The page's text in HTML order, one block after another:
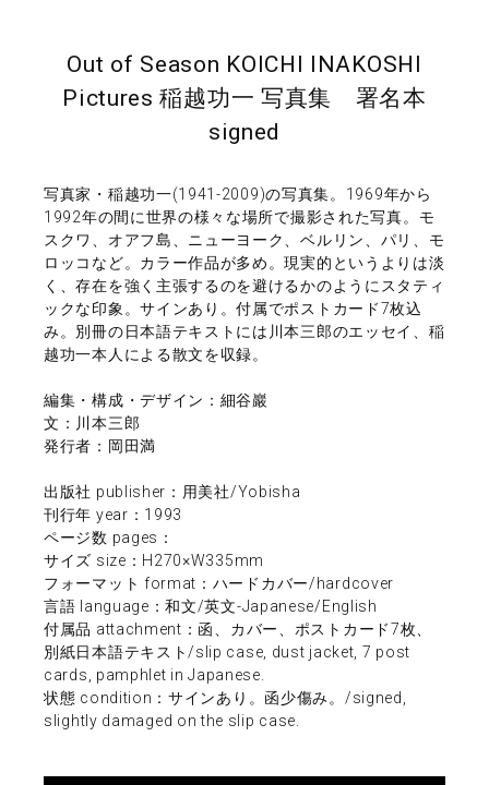
Out of Season KOICHI INAKOSHI
Pictures 稲越功一 写真集 署名本
signed
写真家・稲越功一(1941-2009)の写真集。1969年から
1992年の間に世界の様々な場所で撮影された写真。モ
スクワ、オアフ島、ニューヨーク、ベルリン、パリ、モ
ロッコなど。カラー作品が多め。現実的というよりは淡
く、存在を強く主張するのを避けるかのようにスタティ
ックな印象。サインあり。付属でポストカード7枚込
み。別冊の日本語テキストには川本三郎のエッセイ、稲
越功一本人による散文を収録。
編集・構成・デザイン：細谷巖
文：川本三郎
発行者：岡田満
出版社 publisher：用美社/Yobisha
刊行年 year：1993
ページ数 pages：
サイズ size：H270×W335mm
フォーマット format：ハードカバー/hardcover
言語 language：和文/英文-Japanese/English
付属品 attachment：函、カバー、ポストカード7枚、
別紙日本語テキスト/slip case, dust jacket, 7 post
cards, pamphlet in Japanese.
状態 condition：サインあり。函少傷み。/signed,
slightly damaged on the slip case.